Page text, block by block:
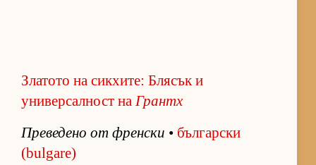
Златото на сикхите: Блясък и
универсалност на Грантх
Пре­ве­дено от френ­ски • бъл­гар­ски
(bulgare)